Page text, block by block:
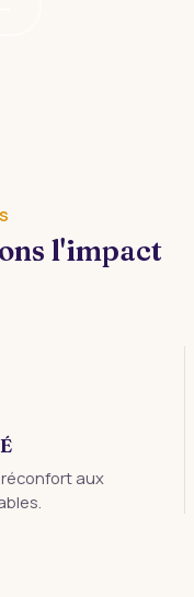
l'impact
aux